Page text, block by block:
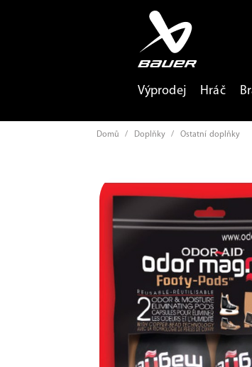
Výprodej Hráč
Domů / Doplňky / Ostatní doplňky